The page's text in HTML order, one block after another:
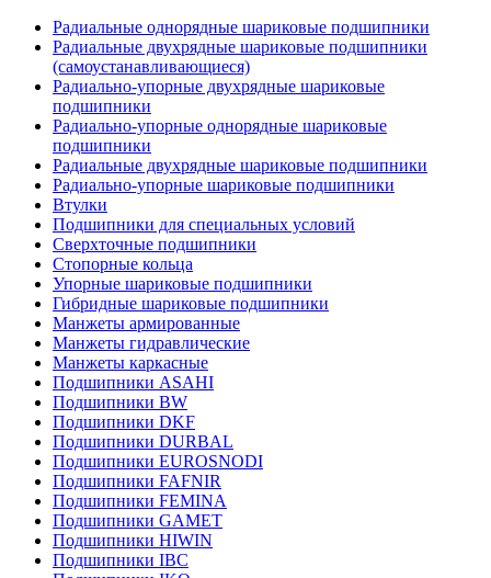
Радиальные однорядные шариковые подшипники
Радиальные двухрядные шариковые подшипники
(самоустанавливающиеся)
Радиально-упорные двухрядные шариковые
подшипники
Радиально-упорные однорядные шариковые
подшипники
Радиальные двухрядные шариковые подшипники
Радиально-упорные шариковые подшипники
Втулки
Подшипники для специальных условий
Сверхточные подшипники
Стопорные кольца
Упорные шариковые подшипники
Гибридные шариковые подшипники
Манжеты армированные
Манжеты гидравлические
Манжеты каркасные
Подшипники ASAHI
Подшипники BW
Подшипники DKF
Подшипники DURBAL
Подшипники EUROSNODI
Подшипники FAFNIR
Подшипники FEMINA
Подшипники GAMET
Подшипники HIWIN
Подшипники IBC